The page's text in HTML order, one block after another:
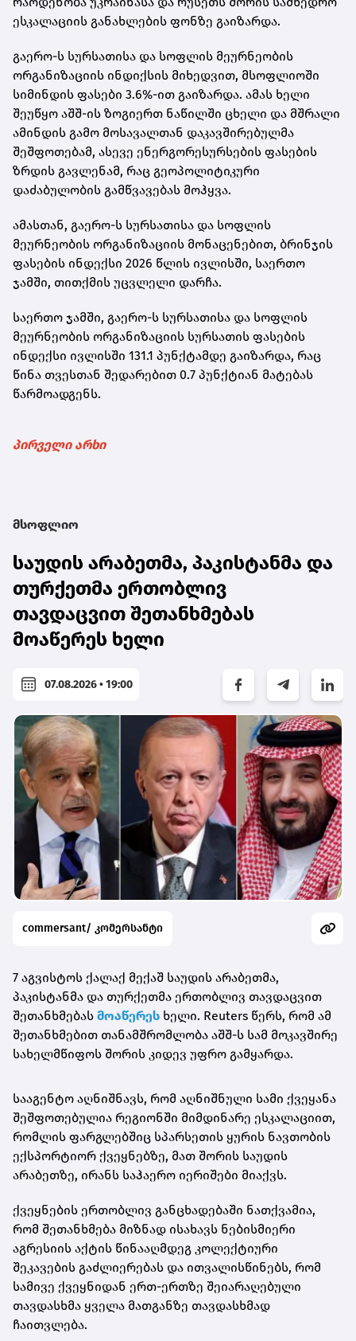
ესკალაციის განახლების ფონზე გაიზარდა.
გაერო-ს სურსათისა და სოფლის მეურნეობის
ორგანიზაციის ინდიქსის მიხედვით, მსოფლიოში
სიმინდის ფასები 3.6%-ით გაიზარდა. ამას ხელი
შეუწყო აშშ-ის ზოგიერთ ნაწილში ცხელი და მშრალი
ამინდის გამო მოსავალთან დაკავშირებულმა
შეშფოთებამ, ასევე ენერგორესურსების ფასების
ზრდის გავლენამ, რაც გეოპოლიტიკური
დაძაბულობის გამწვავებას მოჰყვა.
ამასთან, გაერო-ს სურსათისა და სოფლის
მეურნეობის ორგანიზაციის მონაცენებით, ბრინჯის
ფასების ინდექსი 2026 წლის ივლისში, საერთო
ჯამში, თითქმის უცვლელი დარჩა.
საერთო ჯამში, გაერო-ს სურსათისა და სოფლის
მეურნეობის ორგანიზაციის სურსათის ფასების
ინდექსი ივლისში 131.1 პუნქტამდე გაიზარდა, რაც
წინა თვესთან შედარებით 0.7 პუნქტიან მატებას
წარმოადგენს.
პირველი არხი
მსოფლიო
საუდის არაბეთმა, პაკისტანმა და
თურქეთმა ერთობლივ
თავდაცვით შეთანხმებას
მოაწერეს ხელი
07.08.2026 • 19:00
commersant/ კომერსანტი
7 აგვისტოს ქალაქ მექაშ საუდის არაბეთმა,
პაკისტანმა და თურქეთმა ერთობლივ თავდაცვით
შეთანხმებას მოაწერეს ხელი. Reuters წერს, რომ ამ
შეთანხმებით თანამშრომლობა აშშ-ს სამ მოკავშირე
სახელმწიფოს შორის კიდევ უფრო გამყარდა.
სააგენტო აღნიშნავს, რომ აღნიშნული სამი ქვეყანა
შეშფოთებულია რეგიონში მიმდინარე ესკალაციით,
რომლის ფარგლებშიც სპარსეთის ყურის ნავთობის
ექსპორტიორ ქვეყნებზე, მათ შორის საუდის
არაბეთზე, ირანს საჰაერო იერიშები მიაქვს.
ქვეყნების ერთობლივ განცხადებაში ნათქვამია,
რომ შეთანხმება მიზნად ისახავს ნებისმიერი
აგრესიის აქტის წინააღმდეგ კოლექტიური
შეკავების გაძლიერებას და ითვალისწინებს, რომ
სამივე ქვეყნიდან ერთ-ერთზე შეიარაღებული
თავდასხმა ყველა მათგანზე თავდასხმად
ჩაითვლება.